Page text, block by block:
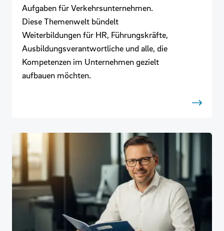
Aufgaben für Verkehrsunternehmen.
Diese Themenwelt bündelt
Weiterbildungen für HR, Führungskräfte,
Ausbildungsverantwortliche und alle, die
Kompetenzen im Unternehmen gezielt
aufbauen möchten.